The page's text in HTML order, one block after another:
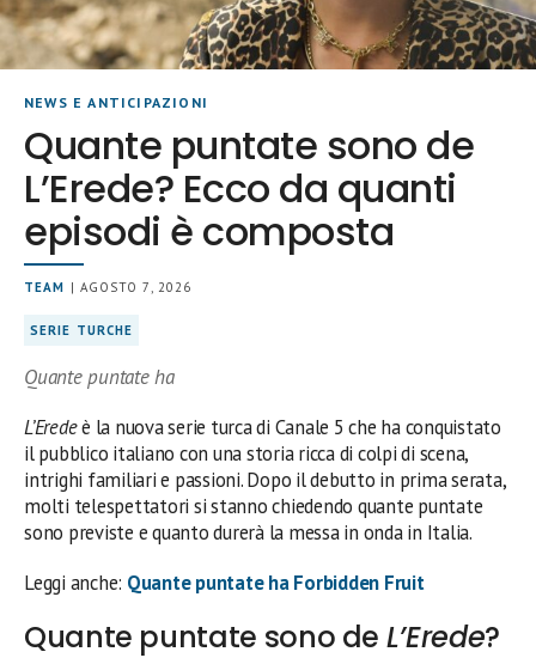
NEWS E ANTICIPAZIONI
Quante puntate sono de
L’Erede? Ecco da quanti
episodi è composta
TEAM | AGOSTO 7, 2026
SERIE TURCHE
Quante puntate ha
L’Eredeè la nuova serie turca di Canale 5 che ha conquistato
il pubblico italiano con una storia ricca di colpi di scena,
intrighi familiari e passioni. Dopo il debutto in prima serata,
molti telespettatori si stanno chiedendo quante puntate
sono previste e quanto durerà la messa in onda in Italia.
Leggi anche: Quante puntate ha Forbidden Fruit
Quante puntate sono de L’Erede?